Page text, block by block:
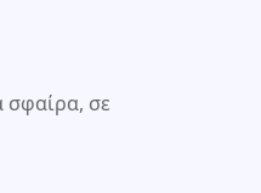
σφαίρα, σε